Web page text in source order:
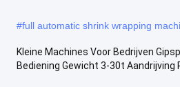
#full automatic shrink wrapping
Kleine Machines Voor Bedrijven
Bediening Gewicht 3-30t Aandrijving